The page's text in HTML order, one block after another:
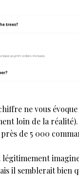
ne vous
loin de la
de 5 000
il semblerait bien